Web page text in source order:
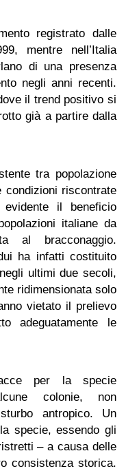
registrato dalle
mentre nell’Italia
di una presenza
negli anni recenti.
il trend positivo si
già a partire dalla
tra popolazione
riscontrate
il beneficio
italiane da
al bracconaggio.
ha infatti costituito
ultimi due secoli,
ridimensionata solo
vietato il prelievo
adeguatamente le
per la specie
colonie, non
antropico. Un
specie, essendo gli
– a causa delle
consistenza storica.